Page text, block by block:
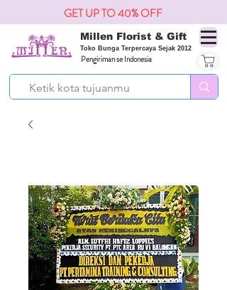
Millen Florist & Gift
Toko Bunga Terpercaya Sejak 2012
Pengiriman se Indonesia
GET UP TO 40% OFF